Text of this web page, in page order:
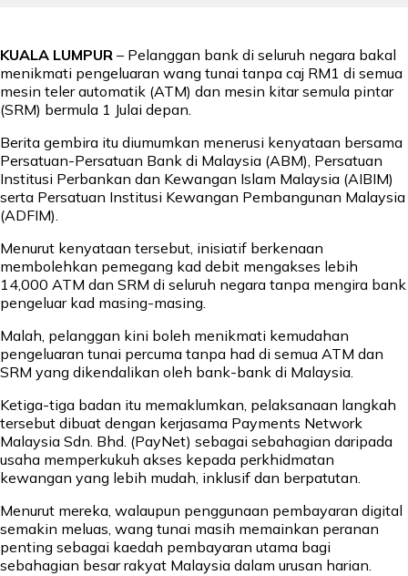
KUALA LUMPUR – Pelanggan bank di seluruh negara bakal
menikmati pengeluaran wang tunai tanpa caj RM1 di semua
mesin teler automatik (ATM) dan mesin kitar semula pintar
(SRM) bermula 1 Julai depan.
Berita gembira itu diumumkan menerusi kenyataan bersama
Persatuan-Persatuan Bank di Malaysia (ABM), Persatuan
Institusi Perbankan dan Kewangan Islam Malaysia (AIBIM)
serta Persatuan Institusi Kewangan Pembangunan Malaysia
(ADFIM).
Menurut kenyataan tersebut, inisiatif berkenaan
membolehkan pemegang kad debit mengakses lebih
14,000 ATM dan SRM di seluruh negara tanpa mengira bank
pengeluar kad masing-masing.
Malah, pelanggan kini boleh menikmati kemudahan
pengeluaran tunai percuma tanpa had di semua ATM dan
SRM yang dikendalikan oleh bank-bank di Malaysia.
Ketiga-tiga badan itu memaklumkan, pelaksanaan langkah
tersebut dibuat dengan kerjasama Payments Network
Malaysia Sdn. Bhd. (PayNet) sebagai sebahagian daripada
usaha memperkukuh akses kepada perkhidmatan
kewangan yang lebih mudah, inklusif dan berpatutan.
Menurut mereka, walaupun penggunaan pembayaran digital
semakin meluas, wang tunai masih memainkan peranan
penting sebagai kaedah pembayaran utama bagi
sebahagian besar rakyat Malaysia dalam urusan harian.